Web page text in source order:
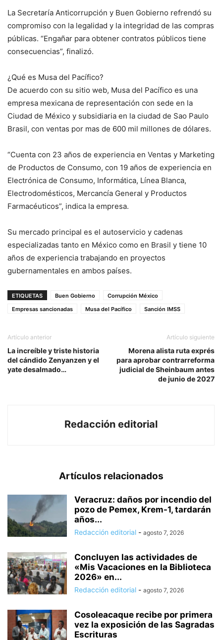
La Secretaría Anticorrupción y Buen Gobierno refrendó su
compromiso con la legalidad y la integridad de las compras
públicas. “Engañar para obtener contratos públicos tiene
consecuencias”, finalizó.
¿Qué es Musa del Pacífico?
De acuerdo con su sitio web, Musa del Pacífico es una
empresa mexicana de representación con sede en la
Ciudad de México y subsidiaria en la ciudad de Sao Paulo
Brasil, con ventas por mas de 600 mil millones de dólares.
“Cuenta con 23 años de experiencia en Ventas y Marketing
de Productos de Consumo, con 19 años de experiencia en
Electrónica de Consumo, Informática, Línea Blanca,
Electrodomésticos, Mercancía General y Productos
Farmacéuticos”, indica la empresa.
Su mercado principal es el autoservicio y cadenas
especializadas tanto en México como en Brasil y tiene 10
años de experiencia trabajando en proyectos
gubernamentales en ambos países.
ETIQUETAS Buen Gobierno
Corrupción México
Empresas sancionadas
Musa del Pacífico Sanción IMSS
Artículo anterior
La increíble y triste historia
del cándido Zenyanzen y el
yate desalmado…
Artículo siguiente
Morena alista ruta exprés
para aprobar contrarreforma
judicial de Sheinbaum antes
de junio de 2027
Redacción editorial
Artículos relacionados
Veracruz: daños por incendio del
pozo de Pemex, Krem-1, tardarán
años...
Redacción editorial - agosto 7, 2026
Concluyen las actividades de
«Mis Vacaciones en la Biblioteca
2026» en...
Redacción editorial - agosto 7, 2026
Cosoleacaque recibe por primera
vez la exposición de las Sagradas
Escrituras